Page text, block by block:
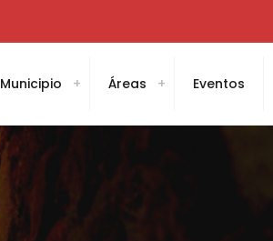
Municipio Áreas Eventos